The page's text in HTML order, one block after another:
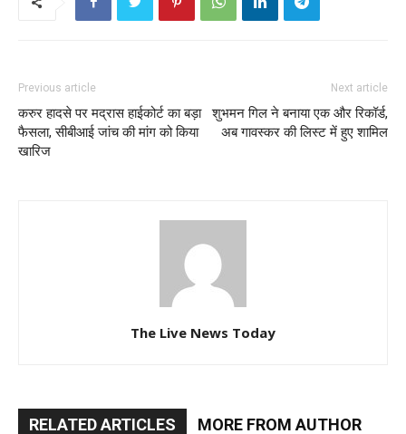
Previous article
करुर हादसे पर मद्रास हाईकोर्ट का बड़ा
फैसला, सीबीआई जांच की मांग को किया
खारिज
Next article
शुभमन गिल ने बनाया एक और रिकॉर्ड,
अब गावस्कर की लिस्ट में हुए शामिल
The Live News Today
RELATED ARTICLES MORE FROM AUTHOR